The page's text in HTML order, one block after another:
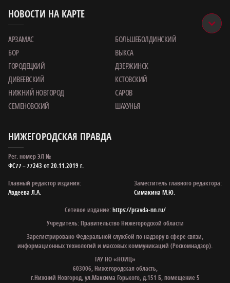
НОВОСТИ НА КАРТЕ
АРЗАМАС
БОЛЬШЕБОЛДИНСКИЙ
БОР
ВЫКСА
ГОРОДЕЦКИЙ
ДЗЕРЖИНСК
ДИВЕЕВСКИЙ
КСТОВСКИЙ
НИЖНИЙ НОВГОРОД
САРОВ
СЕМЕНОВСКИЙ
ШАХУНЬЯ
НИЖЕГОРОДСКАЯ ПРАВДА
Рег. номер ЭЛ №
ФС77 – 77243 от 20.11.2019 г.
Главный редактор издания:
Авдеева Л.А.
Заместитель главного редактора:
Симакина М.Ю.
Сетевое издание:https://pravda-nn.ru/
Учредитель: Правительство Нижегородской области
Зарегистрировано Федеральной службой по надзору в сфере связи,
информационных технологий и массовых коммуникаций (Роскомнадзор).
ГАУ НО «НОИЦ»
603006, Нижегородская область,
г.Нижний Новгород, ул.Максима Горького, д.151 Б, помещение 5